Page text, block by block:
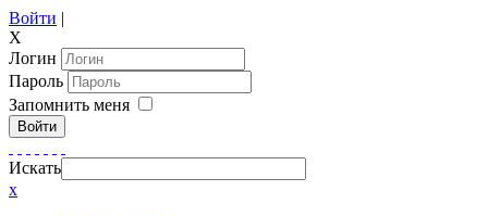
Войти |
X
Логин
Пароль
Запомнить меня
Войти
Искать
x